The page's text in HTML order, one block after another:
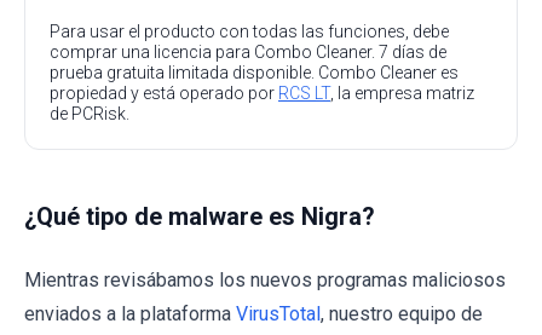
Para usar el producto con todas las funciones, debe
comprar una licencia para Combo Cleaner. 7 días de
prueba gratuita limitada disponible. Combo Cleaner es
propiedad y está operado por RCS LT, la empresa matriz
de PCRisk.
¿Qué tipo de malware es Nigra?
Mientras revisábamos los nuevos programas maliciosos
enviados a la plataforma VirusTotal, nuestro equipo de